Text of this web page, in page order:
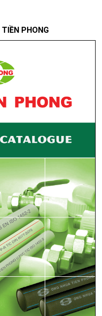
PHONG